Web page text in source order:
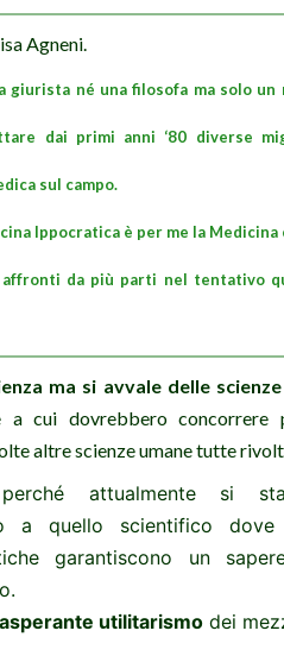
Agneni.
giurista né una filosofa ma solo
dai primi anni ‘80 diverse
sul campo.
Ippocratica è per me la
da più parti nel tentativo
ma si avvale delle scienze
a cui dovrebbero concorrere
altre scienze umane tutte
attualmente si sta
a quello scientifico dove
garantiscono un
utilitarismodei